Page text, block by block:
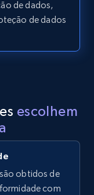
Date
and more.
de dados,
de dados
escolhem
obtidos de
com